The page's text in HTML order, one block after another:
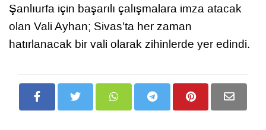
Şanlıurfa için başarılı çalışmalara imza atacak
olan Vali Ayhan; Sivas’ta her zaman
hatırlanacak bir vali olarak zihinlerde yer edindi.